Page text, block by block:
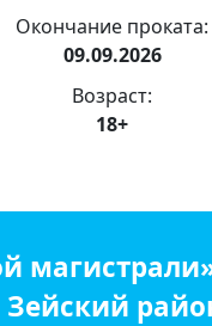
Окончание проката:
09.09.2026
Возраст:
18+
Зейский